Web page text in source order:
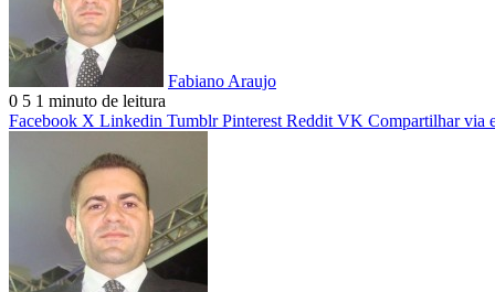
Fabiano Araujo
0 5 1 minuto de leitura
Facebook X Linkedin Tumblr Pinterest Reddit VK Compartilhar via